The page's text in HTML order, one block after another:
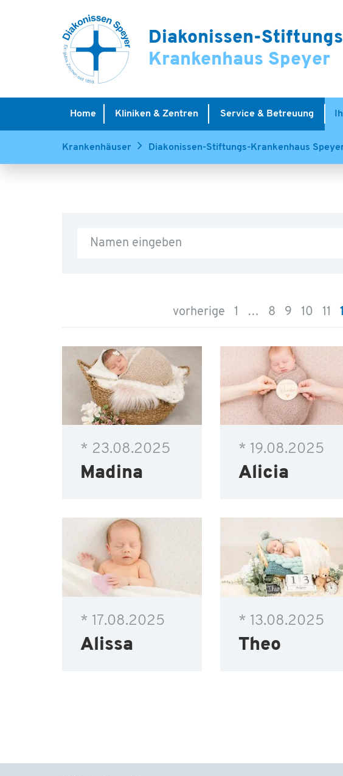
Diakonissen-
Krankenhaus Speyer
Home Kliniken & Zentren Service & Betreuung
Krankenhäuser Diakonissen-Stiftungs-Krankenhaus
vorherige 1 … 8 9 10 11
* 23.08.2025
Madina
* 19.08.2025
Alicia
* 17.08.2025
Alissa
* 13.08.2025
Theo